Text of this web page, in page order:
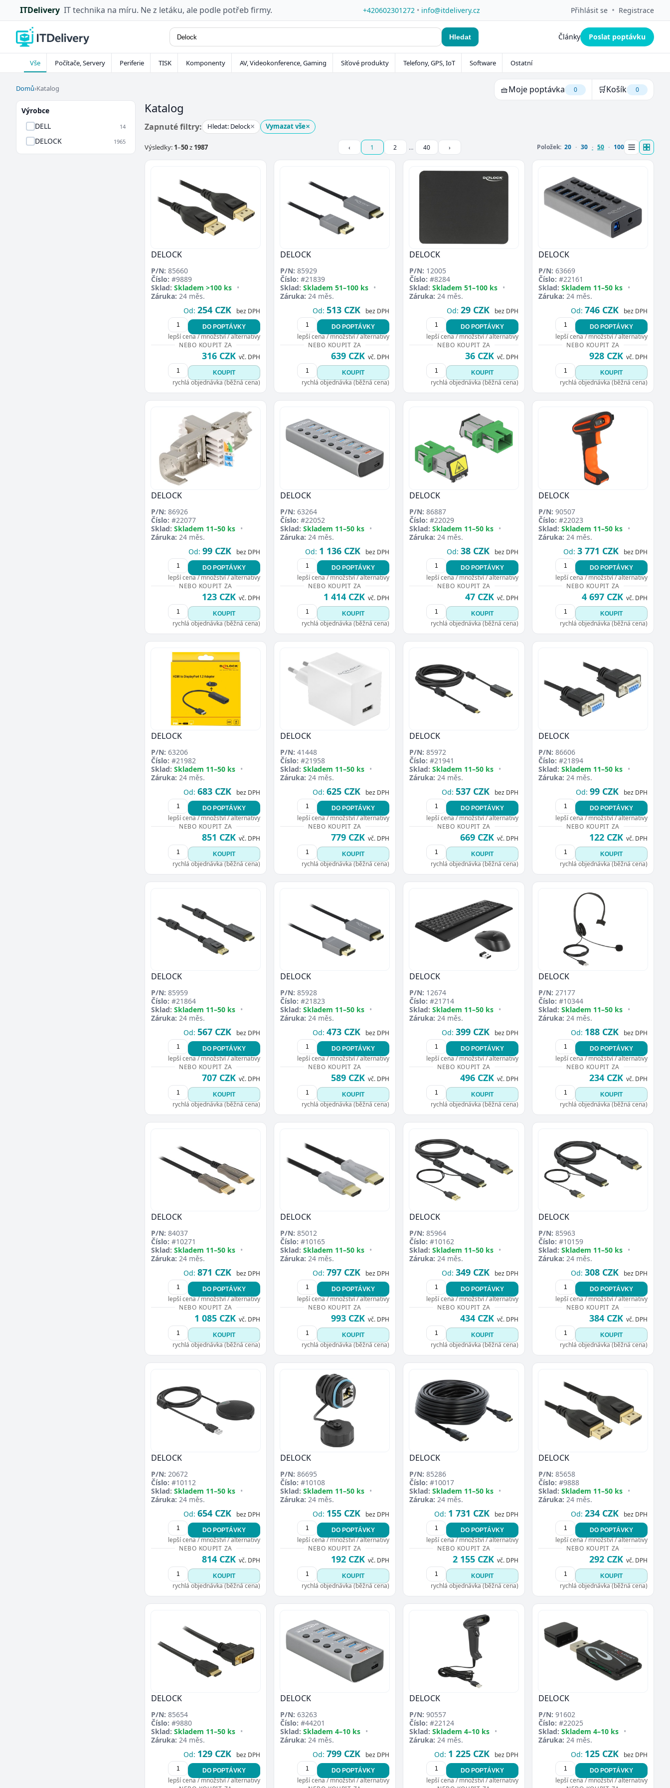
ITDelivery IT technika na míru. Ne z letáku, ale podle potřeb firmy. +420602301272 • info@itdelivery.cz Přihlásit se • Registrace
Hledat Články Poslat poptávku
Vše Počítače, Servery Periferie TISK Komponenty AV, Videokonference, Gaming Síťové produkty Telefony, GPS, IoT Software Ostatní
Domů›Katalog 🧺Moje poptávka 0 🛒Košík 0
Přejít do poptávky Zavřít
Výrobce
DELL
14
DELOCK 1965
Katalog
Zapnuté filtry: Hledat: Delock× Vymazat vše×
Výsledky: 1–50z 1987 ‹ 1 2 … 40 › Položek: 20 30 50 100
DELOCK
P/N: 85660
Číslo: #9889
Sklad: Skladem >100 ks •
Záruka: 24 měs.
Od: 254 CZK bez DPH
DO POPTÁVKY
lepší cena / množství / alternativy
NEBO KOUPIT ZA
316 CZK vč. DPH
KOUPIT
rychlá objednávka (běžná cena)
DELOCK
P/N: 85929
Číslo: #21839
Sklad: Skladem 51–100 ks •
Záruka: 24 měs.
Od: 513 CZK bez DPH
DO POPTÁVKY
lepší cena / množství / alternativy
NEBO KOUPIT ZA
639 CZK vč. DPH
KOUPIT
rychlá objednávka (běžná cena)
DELOCK
P/N: 12005
Číslo: #8284
Sklad: Skladem 51–100 ks •
Záruka: 24 měs.
Od: 29 CZK bez DPH
DO POPTÁVKY
lepší cena / množství / alternativy
NEBO KOUPIT ZA
36 CZK vč. DPH
KOUPIT
rychlá objednávka (běžná cena)
DELOCK
P/N: 63669
Číslo: #22161
Sklad: Skladem 11–50 ks •
Záruka: 24 měs.
Od: 746 CZK bez DPH
DO POPTÁVKY
lepší cena / množství / alternativy
NEBO KOUPIT ZA
928 CZK vč. DPH
KOUPIT
rychlá objednávka (běžná cena)
DELOCK
P/N: 86926
Číslo: #22077
Sklad: Skladem 11–50 ks •
Záruka: 24 měs.
Od: 99 CZK bez DPH
DO POPTÁVKY
lepší cena / množství / alternativy
NEBO KOUPIT ZA
123 CZK vč. DPH
KOUPIT
rychlá objednávka (běžná cena)
DELOCK
P/N: 63264
Číslo: #22052
Sklad: Skladem 11–50 ks •
Záruka: 24 měs.
Od: 1 136 CZK bez DPH
DO POPTÁVKY
lepší cena / množství / alternativy
NEBO KOUPIT ZA
1 414 CZK vč. DPH
KOUPIT
rychlá objednávka (běžná cena)
DELOCK
P/N: 86887
Číslo: #22029
Sklad: Skladem 11–50 ks •
Záruka: 24 měs.
Od: 38 CZK bez DPH
DO POPTÁVKY
lepší cena / množství / alternativy
NEBO KOUPIT ZA
47 CZK vč. DPH
KOUPIT
rychlá objednávka (běžná cena)
DELOCK
P/N: 90507
Číslo: #22023
Sklad: Skladem 11–50 ks •
Záruka: 24 měs.
Od: 3 771 CZK bez DPH
DO POPTÁVKY
lepší cena / množství / alternativy
NEBO KOUPIT ZA
4 697 CZK vč. DPH
KOUPIT
rychlá objednávka (běžná cena)
DELOCK
P/N: 63206
Číslo: #21982
Sklad: Skladem 11–50 ks •
Záruka: 24 měs.
Od: 683 CZK bez DPH
DO POPTÁVKY
lepší cena / množství / alternativy
NEBO KOUPIT ZA
851 CZK vč. DPH
KOUPIT
rychlá objednávka (běžná cena)
DELOCK
P/N: 41448
Číslo: #21958
Sklad: Skladem 11–50 ks •
Záruka: 24 měs.
Od: 625 CZK bez DPH
DO POPTÁVKY
lepší cena / množství / alternativy
NEBO KOUPIT ZA
779 CZK vč. DPH
KOUPIT
rychlá objednávka (běžná cena)
DELOCK
P/N: 85972
Číslo: #21941
Sklad: Skladem 11–50 ks •
Záruka: 24 měs.
Od: 537 CZK bez DPH
DO POPTÁVKY
lepší cena / množství / alternativy
NEBO KOUPIT ZA
669 CZK vč. DPH
KOUPIT
rychlá objednávka (běžná cena)
DELOCK
P/N: 86606
Číslo: #21894
Sklad: Skladem 11–50 ks •
Záruka: 24 měs.
Od: 99 CZK bez DPH
DO POPTÁVKY
lepší cena / množství / alternativy
NEBO KOUPIT ZA
122 CZK vč. DPH
KOUPIT
rychlá objednávka (běžná cena)
DELOCK
P/N: 85959
Číslo: #21864
Sklad: Skladem 11–50 ks •
Záruka: 24 měs.
Od: 567 CZK bez DPH
DO POPTÁVKY
lepší cena / množství / alternativy
NEBO KOUPIT ZA
707 CZK vč. DPH
KOUPIT
rychlá objednávka (běžná cena)
DELOCK
P/N: 85928
Číslo: #21823
Sklad: Skladem 11–50 ks •
Záruka: 24 měs.
Od: 473 CZK bez DPH
DO POPTÁVKY
lepší cena / množství / alternativy
NEBO KOUPIT ZA
589 CZK vč. DPH
KOUPIT
rychlá objednávka (běžná cena)
DELOCK
P/N: 12674
Číslo: #21714
Sklad: Skladem 11–50 ks •
Záruka: 24 měs.
Od: 399 CZK bez DPH
DO POPTÁVKY
lepší cena / množství / alternativy
NEBO KOUPIT ZA
496 CZK vč. DPH
KOUPIT
rychlá objednávka (běžná cena)
DELOCK
P/N: 27177
Číslo: #10344
Sklad: Skladem 11–50 ks •
Záruka: 24 měs.
Od: 188 CZK bez DPH
DO POPTÁVKY
lepší cena / množství / alternativy
NEBO KOUPIT ZA
234 CZK vč. DPH
KOUPIT
rychlá objednávka (běžná cena)
DELOCK
P/N: 84037
Číslo: #10271
Sklad: Skladem 11–50 ks •
Záruka: 24 měs.
Od: 871 CZK bez DPH
DO POPTÁVKY
lepší cena / množství / alternativy
NEBO KOUPIT ZA
1 085 CZK vč. DPH
KOUPIT
rychlá objednávka (běžná cena)
DELOCK
P/N: 85012
Číslo: #10165
Sklad: Skladem 11–50 ks •
Záruka: 24 měs.
Od: 797 CZK bez DPH
DO POPTÁVKY
lepší cena / množství / alternativy
NEBO KOUPIT ZA
993 CZK vč. DPH
KOUPIT
rychlá objednávka (běžná cena)
DELOCK
P/N: 85964
Číslo: #10162
Sklad: Skladem 11–50 ks •
Záruka: 24 měs.
Od: 349 CZK bez DPH
DO POPTÁVKY
lepší cena / množství / alternativy
NEBO KOUPIT ZA
434 CZK vč. DPH
KOUPIT
rychlá objednávka (běžná cena)
DELOCK
P/N: 85963
Číslo: #10159
Sklad: Skladem 11–50 ks •
Záruka: 24 měs.
Od: 308 CZK bez DPH
DO POPTÁVKY
lepší cena / množství / alternativy
NEBO KOUPIT ZA
384 CZK vč. DPH
KOUPIT
rychlá objednávka (běžná cena)
DELOCK
P/N: 20672
Číslo: #10112
Sklad: Skladem 11–50 ks •
Záruka: 24 měs.
Od: 654 CZK bez DPH
DO POPTÁVKY
lepší cena / množství / alternativy
NEBO KOUPIT ZA
814 CZK vč. DPH
KOUPIT
rychlá objednávka (běžná cena)
DELOCK
P/N: 86695
Číslo: #10108
Sklad: Skladem 11–50 ks •
Záruka: 24 měs.
Od: 155 CZK bez DPH
DO POPTÁVKY
lepší cena / množství / alternativy
NEBO KOUPIT ZA
192 CZK vč. DPH
KOUPIT
rychlá objednávka (běžná cena)
DELOCK
P/N: 85286
Číslo: #10017
Sklad: Skladem 11–50 ks •
Záruka: 24 měs.
Od: 1 731 CZK bez DPH
DO POPTÁVKY
lepší cena / množství / alternativy
NEBO KOUPIT ZA
2 155 CZK vč. DPH
KOUPIT
rychlá objednávka (běžná cena)
DELOCK
P/N: 85658
Číslo: #9888
Sklad: Skladem 11–50 ks •
Záruka: 24 měs.
Od: 234 CZK bez DPH
DO POPTÁVKY
lepší cena / množství / alternativy
NEBO KOUPIT ZA
292 CZK vč. DPH
KOUPIT
rychlá objednávka (běžná cena)
DELOCK
P/N: 85654
Číslo: #9880
Sklad: Skladem 11–50 ks •
Záruka: 24 měs.
Od: 129 CZK bez DPH
DO POPTÁVKY
lepší cena / množství / alternativy
DELOCK
P/N: 63263
Číslo: #44201
Sklad: Skladem 4–10 ks •
Záruka: 24 měs.
Od: 799 CZK bez DPH
DO POPTÁVKY
lepší cena / množství / alternativy
DELOCK
P/N: 90557
Číslo: #22124
Sklad: Skladem 4–10 ks •
Záruka: 24 měs.
Od: 1 225 CZK bez DPH
DO POPTÁVKY
lepší cena / množství / alternativy
DELOCK
P/N: 91602
Číslo: #22025
Sklad: Skladem 4–10 ks •
Záruka: 24 měs.
Od: 125 CZK bez DPH
DO POPTÁVKY
lepší cena / množství / alternativy